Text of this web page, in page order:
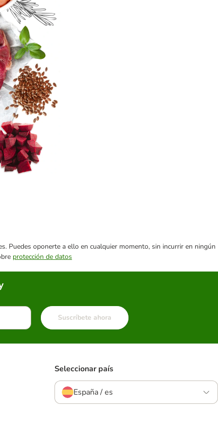
Puedes oponerte a ello en cualquier momento, sin incurrir en ningún
protección de datos
Suscríbete ahora
Seleccionar país
España / es